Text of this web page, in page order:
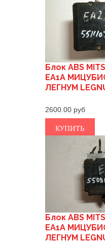
Блок ABS
EA1A
ЛЕГНУМ
2600.00
КУПИТЬ
Блок ABS
EA1A
ЛЕГНУМ